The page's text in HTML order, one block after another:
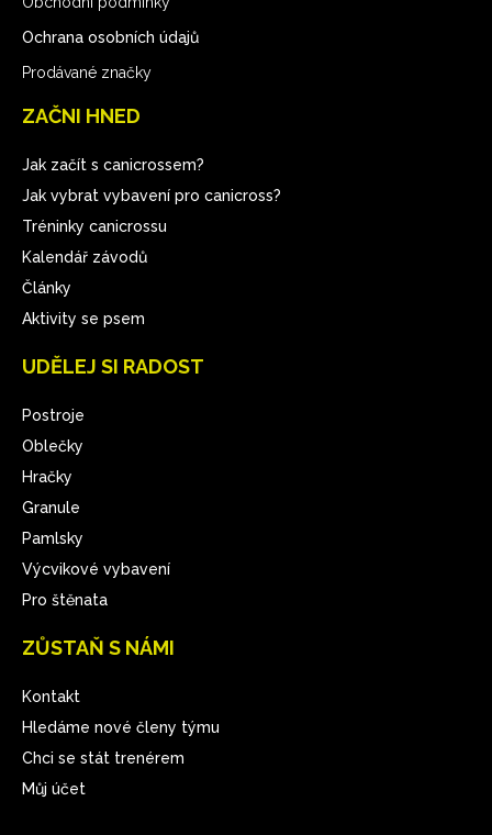
Ochrana osobních údajů
Prodávané značky
ZAČNI HNED
Jak začít s canicrossem?
Jak vybrat vybavení pro canicross?
Tréninky canicrossu
Kalendář závodů
Články
Aktivity se psem
UDĚLEJ SI RADOST
Postroje
Oblečky
Hračky
Granule
Pamlsky
Výcvikové vybavení
Pro štěnata
ZŮSTAŇ S NÁMI
Kontakt
Hledáme nové členy týmu
Chci se stát trenérem
Můj účet